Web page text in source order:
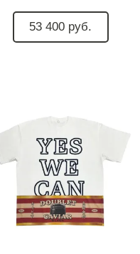
53 400 руб.